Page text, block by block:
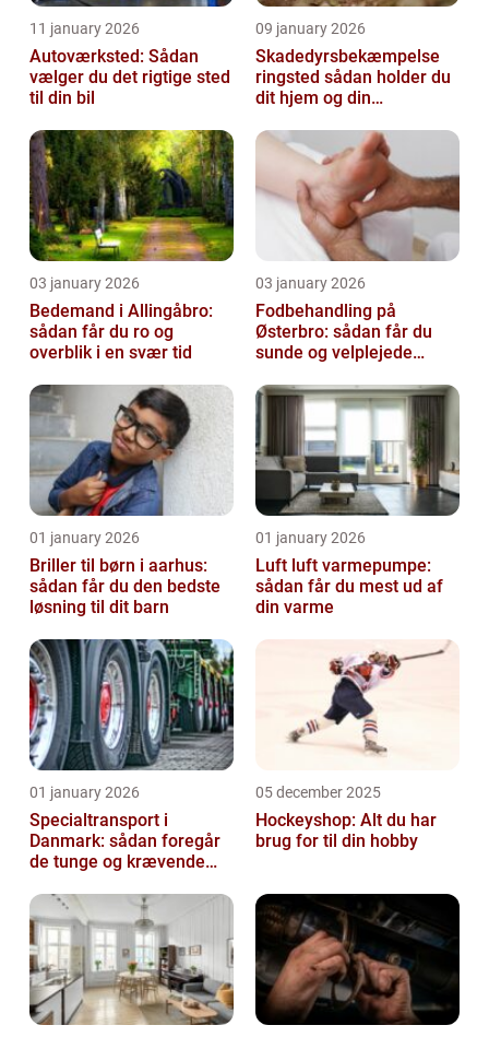
11 january 2026
Autoværksted: Sådan
vælger du det rigtige sted
til din bil
09 january 2026
Skadedyrsbekæmpelse
ringsted sådan holder du
dit hjem og din
gæster
03 january 2026
Bedemand i Allingåbro:
sådan får du ro og
overblik i en svær tid
03 january 2026
Fodbehandling på
Østerbro: sådan får du
sunde og velplejede
01 january 2026
Briller til børn i aarhus:
sådan får du den bedste
løsning til dit barn
01 january 2026
Luft luft varmepumpe:
sådan får du mest ud af
din varme
01 january 2026
Specialtransport i
Danmark: sådan foregår
de tunge og krævende
05 december 2025
Hockeyshop: Alt du har
brug for til din hobby